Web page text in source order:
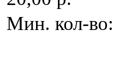
Мин. кол-во: